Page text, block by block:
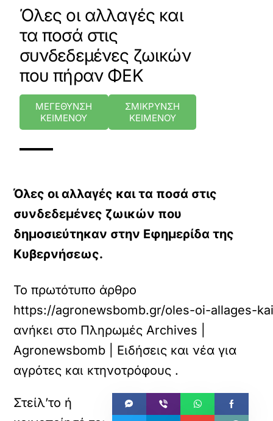
Όλες οι αλλαγές και
τα ποσά στις
συνδεδεμένες ζωικών
που πήραν ΦΕΚ
ΜΕΓΕΘΥΝΣΗ
ΚΕΙΜΕΝΟΥ
ΣΜΙΚΡΥΝΣΗ
ΚΕΙΜΕΝΟΥ
Όλες οι αλλαγές και τα ποσά στις
συνδεδεμένες ζωικών που
δημοσιεύτηκαν στην Εφημερίδα της
Κυβερνήσεως.
Το πρωτότυπο άρθρο
https://agronewsbomb.gr/oles-oi-allages-
ανήκει στο Πληρωμές Archives |
Agronewsbomb | Ειδήσεις και νέα για
αγρότες και κτηνοτρόφους .